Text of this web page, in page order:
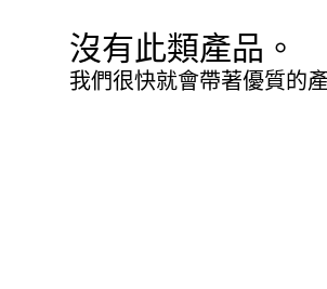
沒有此類產品。
我們很快就會帶著優質的